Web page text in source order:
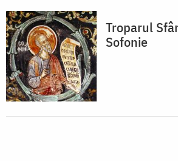
Troparul
Sofonie